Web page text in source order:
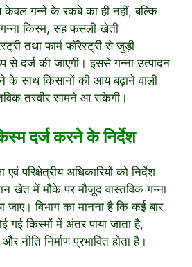
गन्ने के रकबे का ही नहीं, बल्कि
किस्म, सह फसली खेती
तथा फार्म फॉरेस्ट्री से जुड़ी
से दर्ज की जाएगी। इससे गन्ना उत्पादन
साथ किसानों की आय बढ़ाने वाली
तस्वीर सामने आ सकेगी।
दर्ज करने के निर्देश
परिक्षेत्रीय अधिकारियों को निर्देश
खेत में मौके पर मौजूद वास्तविक गन्ना
विभाग का मानना है कि कई बार
गई किस्मों में अंतर पाया जाता है,
नीति निर्माण प्रभावित होता है।